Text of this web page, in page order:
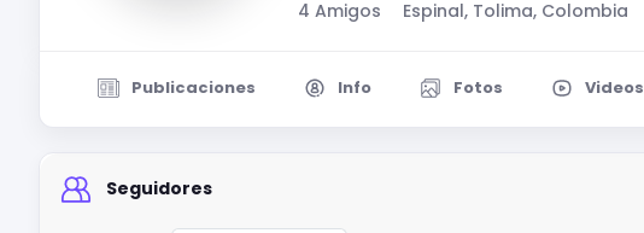
4 Amigos Espinal, Tolima, Colombia
Publicaciones Info Fotos Videos
Seguidores